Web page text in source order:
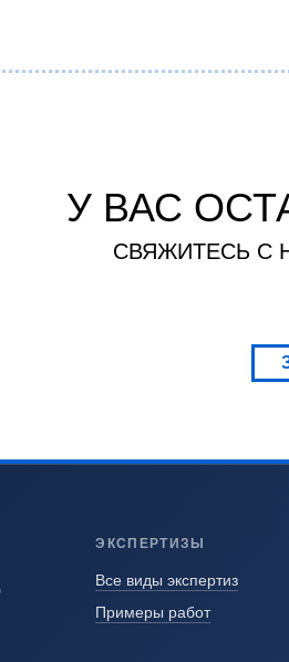
У ВАС
СВЯЖИТЕСЬ С
ЭКСПЕРТИЗЫ
Все виды экспертиз
Примеры работ